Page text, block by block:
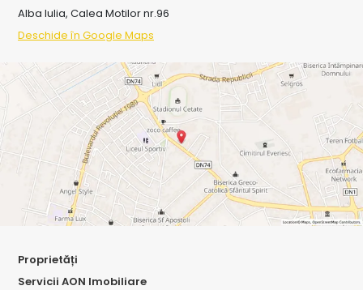
Alba Iulia, Calea Motilor nr.96
Deschide în Google Maps
Proprietăți
Servicii AON Imobiliare